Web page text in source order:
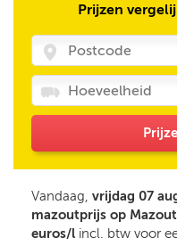
Prijzen
Vandaag, vrijdag 07
mazoutprijs op
euros/l incl. btw voor